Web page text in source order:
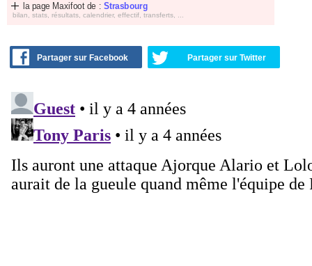
la page Maxifoot de : Strasbourg
bilan, stats, résultats, calendrier, effectif, transferts, ...
Partager sur Facebook Partager sur Twitter